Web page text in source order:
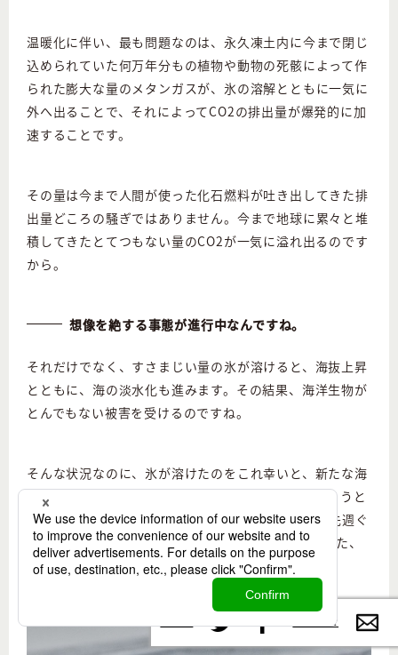
温暖化に伴い、最も問題なのは、永久凍土内に今まで閉じ
込められていた何万年分もの植物や動物の死骸によって作
られた膨大な量のメタンガスが、氷の溶解とともに一気に
外へ出ることで、それによってCO2の排出量が爆発的に加
速することです。
その量は今まで人間が使った化石燃料が吐き出してきた排
出量どころの騒ぎではありません。今まで地球に累々と堆
積してきたとてつもない量のCO2が一気に溢れ出るのです
から。
想像を絶する事態が進行中なんですね。
それだけでなく、すさまじい量の氷が溶けると、海抜上昇
とともに、海の淡水化も進みます。その結果、海洋生物が
とんでもない被害を受けるのですね。
そんな状況なのに、氷が溶けたのをこれ幸いと、新たな海
洋航路権や油の採掘権を巡って、その利権にあやかろうと
する国がある。南沙諸島同様、スヴァールバルでも先週ぐ
らいからNATOとロシアが争って基地建設に乗り出した、
とニュースで見ました。
Facebook